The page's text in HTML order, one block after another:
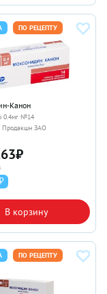
ПО РЕЦЕПТУ
Канон
0.4мг №14
Канонфарма Продакшн ЗАО
₽
В корзину
ПО РЕЦЕПТУ